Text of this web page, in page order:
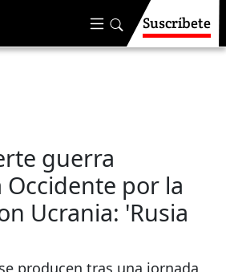
Suscríbete
guerra
por la
Ucrania: 'Rusia
producen tras una jornada